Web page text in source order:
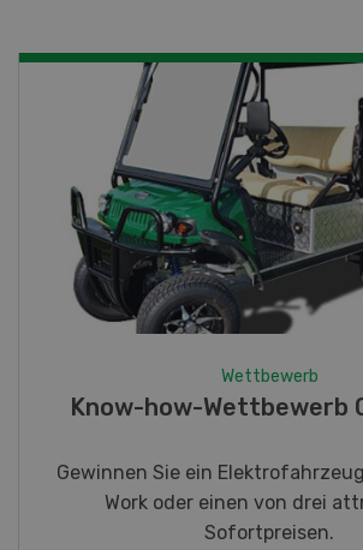
Fotorätsel 07-08/26
Gewinnen Sie eines von fünf
Taschenmessern